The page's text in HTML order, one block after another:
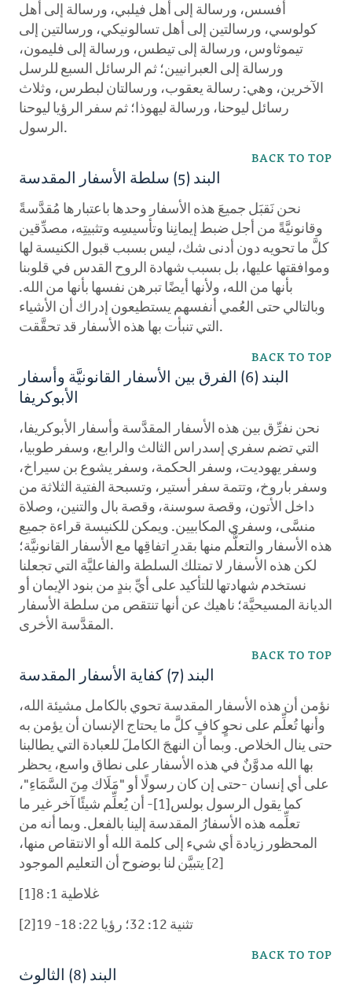
أفسس، ورسالة إلى أهل فيلبي، ورسالة إلى أهل
كولوسي، ورسالتين إلى أهل تسالونيكي، ورسالتين إلى
تيموثاوس، ورسالة إلى تيطس، ورسالة إلى فليمون،
ورسالة إلى العبرانيين؛ ثم الرسائل السبع للرسل
الآخرين، وهي: رسالة يعقوب، ورسالتان لبطرس، وثلاث
رسائل ليوحنا، ورسالة ليهوذا؛ ثم سفر الرؤيا ليوحنا
الرسول.
BACK TO TOP
البند (5) سلطة الأسفار المقدسة
نحن نَقبَل جميعَ هذه الأسفار وحدها باعتبارها مُقدَّسةً
وقانونيَّةً من أجل ضبط إيمانِنا وتأسيسِه وتثبيتِه، مصدِّقين
كلَّ ما تحويه دون أدنى شك، ليس بسبب قبول الكنيسة لها
وموافقتها عليها، بل بسبب شهادة الروح القدس في قلوبنا
بأنها من الله، ولأنها أيضًا تبرهن نفسها بأنها من الله.
وبالتالي حتى العُمي أنفسهم يستطيعون إدراك أن الأشياء
التي تنبأت بها هذه الأسفار قد تحقَّقت.
BACK TO TOP
البند (6) الفرق بين الأسفار القانونيَّة وأسفار
الأبوكريفا
نحن نفرِّق بين هذه الأسفار المقدَّسة وأسفار الأبوكريفا،
التي تضم سفري إسدراس الثالث والرابع، وسفر طوبيا،
وسفر يهوديت، وسفر الحكمة، وسفر يشوع بن سيراخ،
وسفر باروخ، وتتمة سفر أستير، وتسبحة الفتية الثلاثة من
داخل الأتون، وقصة سوسنة، وقصة بال والتنين، وصلاة
منسَّى، وسفري المكابيين. ويمكن للكنيسة قراءة جميع
هذه الأسفار والتعلُّم منها بقدرِ اتفاقِها مع الأسفار القانونيَّة؛
لكن هذه الأسفار لا تمتلك السلطة والفاعليَّة التي تجعلنا
نستخدم شهادتها للتأكيد على أيِّ بندٍ من بنود الإيمان أو
الديانة المسيحيَّة؛ ناهيك عن أنها تنتقص من سلطة الأسفار
المقدَّسة الأخرى.
BACK TO TOP
البند (7) كفاية الأسفار المقدسة
نؤمن أن هذه الأسفار المقدسة تحوي بالكامل مشيئة الله،
وأنها تُعلِّم على نحوٍ كافٍ كلَّ ما يحتاج الإنسان أن يؤمن به
حتى ينال الخلاص. وبما أن النهجَ الكاملَ للعبادة التي يطالبنا
بها الله مدوَّنٌ في هذه الأسفار على نطاق واسع، يحظر
على أي إنسان -حتى إن كان رسولًا أو "مَلَاك مِنَ السَّمَاءِ"،
كما يقول الرسول بولس[1]- أن يُعلِّم شيئًا آخر غير ما
تعلِّمه هذه الأسفارُ المقدسة إلينا بالفعل. وبما أنه من
المحظور زيادة أي شيء إلى كلمة الله أو الانتقاص منها،
غلاطية 1: 8[1]
[2]تثنية 12: 32؛ رؤيا 22: 18- 19
BACK TO TOP
البند (8) الثالوث